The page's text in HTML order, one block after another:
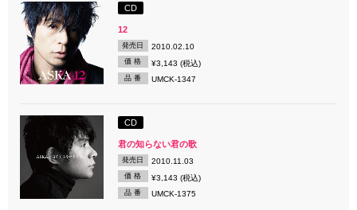
CD
12
発売日 2010.02.10
価 格 ¥3,143 (税込)
品 番 UMCK-1347
CD
君の知らない君の歌
発売日 2010.11.03
価 格 ¥3,143 (税込)
品 番 UMCK-1375